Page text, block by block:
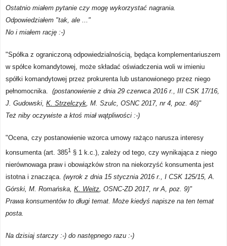
Ostatnio miałem pytanie czy mogę wykorzystać nagrania.
Odpowiedziałem "tak, ale ..."
No i miałem rację :-)
"Spółka z ograniczoną odpowiedzialnością, będąca komplementariuszem
w spółce komandytowej, może składać oświadczenia woli w imieniu
spółki komandytowej przez prokurenta lub ustanowionego przez niego
pełnomocnika. (postanowienie z dnia 29 czerwca 2016 r., III CSK 17/16,
J. Gudowski, K. Strzelczyk, M. Szulc, OSNC 2017, nr 4, poz. 46)"
Też niby oczywiste a ktoś miał wątpliwości :-)
"Ocena, czy postanowienie wzorca umowy rażąco narusza interesy
konsumenta (art. 3851 § 1 k.c.), zależy od tego, czy wynikająca z niego
nierównowaga praw i obowiązków stron na niekorzyść konsumenta jest
istotna i znacząca. (wyrok z dnia 15 stycznia 2016 r., I CSK 125/15,A.
Górski, M. Romańska, K. Weitz, OSNC-ZD 2017, nr A, poz. 9)"
Prawa konsumentów to długi temat. Może kiedyś napisze na ten temat
posta.
Na dzisiaj starczy :-) do następnego razu :-)